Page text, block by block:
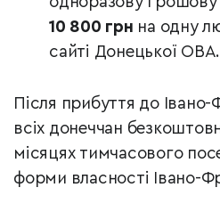
10 800 грн на одну
сайті Донецької ОВА.
Після прибуття до Івано-
всіх донеччан
місяцях тимчасового
форми власності Івано-